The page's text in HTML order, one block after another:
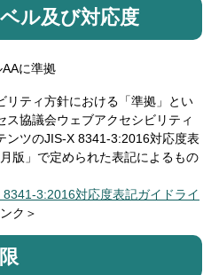
ル及び対応度
に準拠
リティ方針における「準拠」とい
ス協議会ウェブアクセシビリティ
ンツのJIS-X 8341-3:2016対応度表
版」で定められた表記によるもの
3:2016対応度表記ガイドライ
ク＞